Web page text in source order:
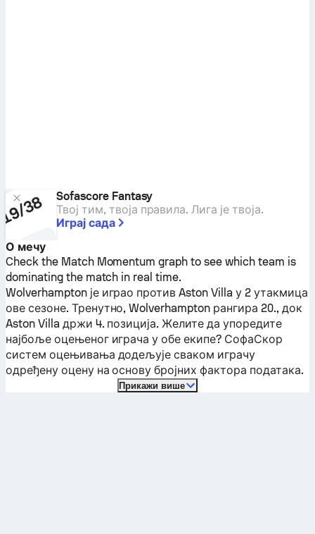
Sofascore Fantasy
Твој тим, твоја правила. Лига је твоја.
Играј сада
О мечу
Check the Match Momentum graph to see which team is
dominating the match in real time.
Wolverhamptonје играо противAston Villa у 2 утакмица
ове сезоне. Тренутно,Wolverhampton рангира 20., док
Aston Villa држи 4. позиција. Желите да упоредите
најбоље оцењеног играча у обе екипе? СофаСкор
систем оцењивања додељује сваком играчу
одређену оцену на основу бројних фактора података.
Прикажи више